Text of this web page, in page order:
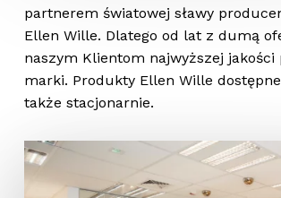
partnerem światowej sławy
Ellen Wille. Dlatego od lat z dumą
naszym Klientom najwyższej jakości
marki. Produkty Ellen Wille
także stacjonarnie.